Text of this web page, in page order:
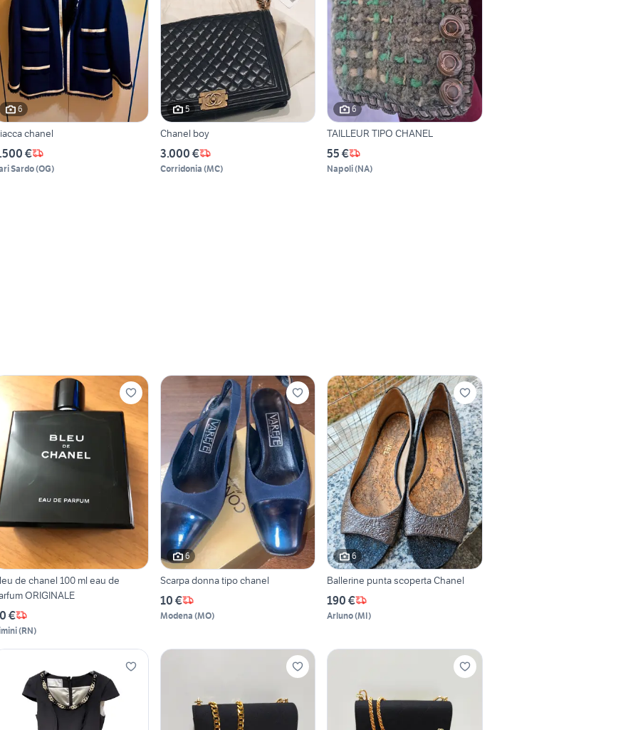
6
chanel
€
Sardo(OG)
5
Chanel boy
3.000 €
Corridonia (MC)
6
TAILLEUR TIPO CHANEL
55 €
Napoli(NA)
de chanel 100 ml eau de
parfum ORIGINALE
€
(RN)
6
Scarpa donna tipo chanel
10 €
Modena (MO)
6
Ballerine punta scoperta Chanel
190 €
Arluno(MI)